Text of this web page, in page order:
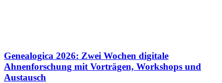
Genealogica 2026: Zwei Wochen digitale
Ahnenforschung mit Vorträgen, Workshops und
Austausch